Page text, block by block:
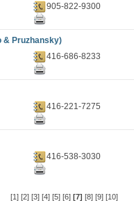
905-822-9300
& Pruzhansky)
416-686-8233
416-221-7275
416-538-3030
[1] [2] [3] [4] [5] [6] [7] [8] [9] [10]